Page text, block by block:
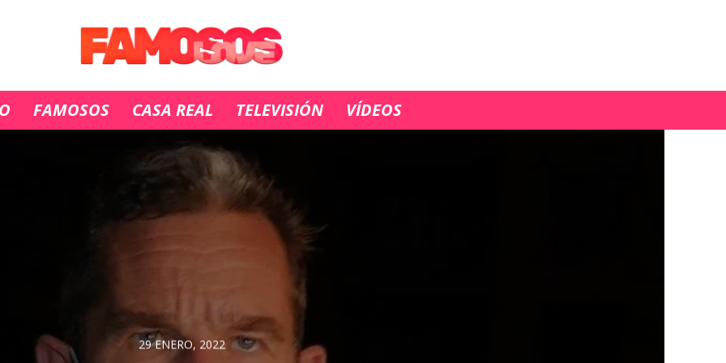
FAMOSOS CASA REAL TELEVISIÓN VÍDEOS
29 ENERO, 2022